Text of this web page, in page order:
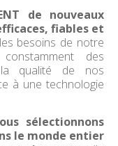
de nouveaux
fiables et
besoins de notre
des
qualité de nos
à une technologie
sélectionnons
le monde entier